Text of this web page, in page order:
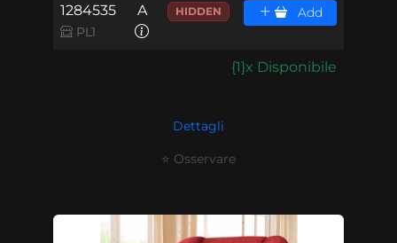
1284535
PL1
A HIDDEN Add
{1}x Disponibile
Dettagli
⭐ Osservare